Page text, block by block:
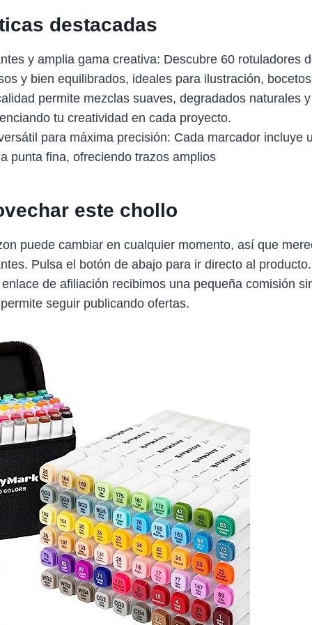
destacadas
y amplia gama creativa: Descubre 60 rotuladores
y bien equilibrados, ideales para ilustración,
permite mezclas suaves, degradados naturales
tu creatividad en cada proyecto.
para máxima precisión: Cada marcador incluye
punta fina, ofreciendo trazos amplios
este chollo
puede cambiar en cualquier momento, así que
Pulsa el botón de abajo para ir directo al
de afiliación recibimos una pequeña comisión
seguir publicando ofertas.